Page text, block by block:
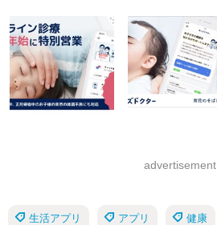
advertisement
生活アプリ アプリ 健康